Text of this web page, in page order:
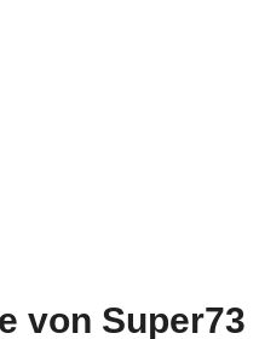
von Super73